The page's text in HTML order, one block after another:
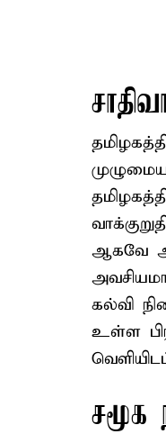
ஆகவே
கல்வி
உள்ள
சமூக